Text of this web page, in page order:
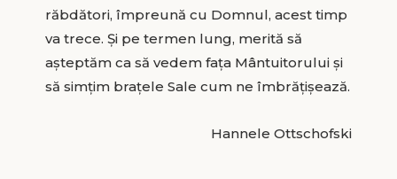
răbdători, împreună cu Domnul, acest timp
va trece. Și pe termen lung, merită să
așteptăm ca să vedem fața Mântuitorului și
să simțim brațele Sale cum ne îmbrățișează.
Hannele Ottschofski